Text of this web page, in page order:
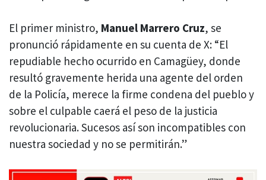
El primer ministro, Manuel Marrero Cruz, se
pronunció rápidamente en su cuenta de X: “El
repudiable hecho ocurrido en Camagüey, donde
resultó gravemente herida una agente del orden
de la Policía, merece la firme condena del pueblo y
sobre el culpable caerá el peso de la justicia
revolucionaria. Sucesos así son incompatibles con
nuestra sociedad y no se permitirán.”